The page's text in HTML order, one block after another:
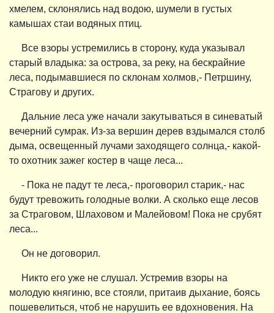
хмелем, склонялись над водою, шумели в густых
камышах стаи водяных птиц.
Все взоры устремились в сторону, куда указывал
старый владыка: за острова, за реку, на бескрайние
леса, подымавшиеся по склонам холмов,- Петршину,
Страгову и других.
Дальние леса уже начали закутываться в синеватый
вечерний сумрак. Из-за вершин дерев вздымался столб
дыма, освещенный лучами заходящего солнца,- какой-
то охотник зажег костер в чаще леса...
- Пока не падут те леса,- проговорил старик,- нас
будут тревожить голодные волки. А сколько еще лесов
за Страговом, Шлаховом и Малейовом! Пока не срубят
леса...
Он не договорил.
Никто его уже не слушал. Устремив взоры на
молодую княгиню, все стояли, притаив дыхание, боясь
пошевелиться, чтоб не нарушить ее вдохновения. На